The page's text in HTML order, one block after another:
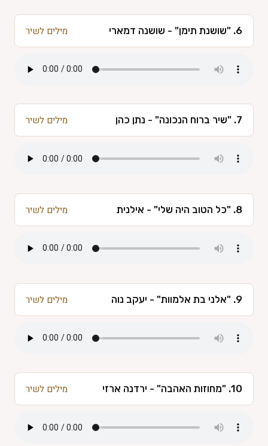
6. "שושנת תימן" - שושנה דמארי מילים לשיר
7. "שיר ברוח הנכונה" - נתן כהן מילים לשיר
8. "כל הטוב היה שלי" - אילנית מילים לשיר
9. "אלני בת אלמוות" - יעקב נוה מילים לשיר
10. "מחוזות האהבה" - ירדנה ארזי מילים לשיר